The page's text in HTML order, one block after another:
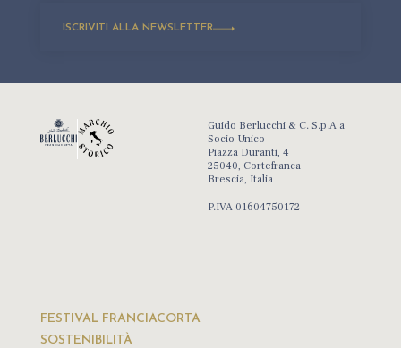
ISCRIVITI ALLA NEWSLETTER
Guido Berlucchi & C. S.p.A a
Socio Unico
Piazza Duranti, 4
25040, Cortefranca
Brescia, Italia
P.IVA 01604750172
FESTIVAL FRANCIACORTA
SOSTENIBILITÀ